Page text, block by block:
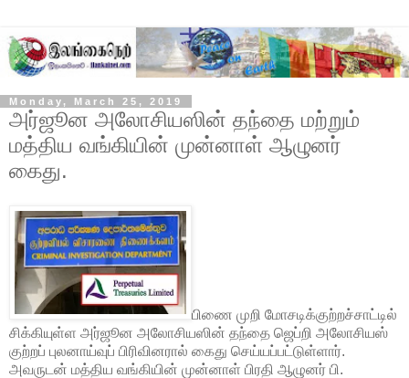
Monday, March 25, 2019
அர்ஜூன அலோசியஸின் தந்தை மற்றும்
மத்திய வங்கியின் முன்னாள் ஆழுனர்
கைது.
பிணை முறி மோசடிக்குற்றச்சாட்டில்
சிக்கியுள்ள அர்ஜூன அலோசியஸின் தந்தை ஜெப்றி அலோசியஸ்
குற்றப் புலனாய்வுப் பிரிவினரால் கைது செய்யப்பட்டுள்ளார்.
அவருடன் மத்திய வங்கியின் முன்னாள் பிரதி ஆழுனர் பி.